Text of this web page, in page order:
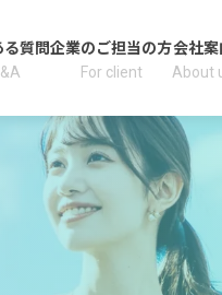
質問企業のご担当の方
For client
会社案
About